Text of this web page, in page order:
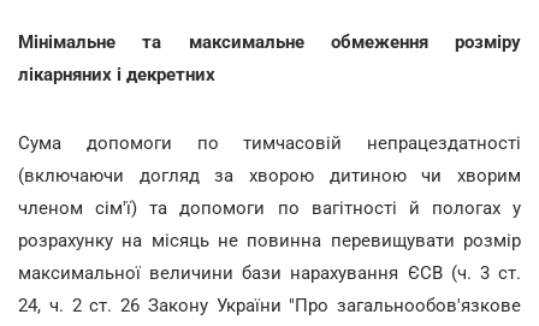
Мінімальне та максимальне обмеження розміру
лікарняних і декретних
Сума допомоги по тимчасовій непрацездатності
(включаючи догляд за хворою дитиною чи хворим
членом сім'ї) та допомоги по вагітності й пологах у
розрахунку на місяць не повинна перевищувати розмір
максимальної величини бази нарахування ЄСВ (ч. 3 ст.
24, ч. 2 ст. 26 Закону України "Про загальнообов'язкове